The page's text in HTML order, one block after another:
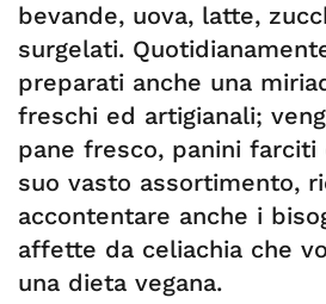
bevande, uova, latte,
surgelati.
preparati anche una
freschi ed artigianali;
pane fresco, panini farciti
suo vasto assortimento,
accontentare anche i
affette da celiachia che
una dieta vegana.